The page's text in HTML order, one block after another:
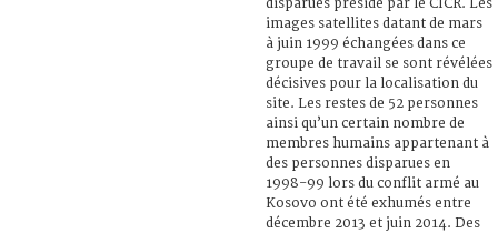
disparues présidé par le CICR. Les
images satellites datant de mars
à juin 1999 échangées dans ce
groupe de travail se sont révélées
décisives pour la localisation du
site. Les restes de 52 personnes
ainsi qu’un certain nombre de
membres humains appartenant à
des personnes disparues en
1998-99 lors du conflit armé au
Kosovo ont été exhumés entre
décembre 2013 et juin 2014. Des